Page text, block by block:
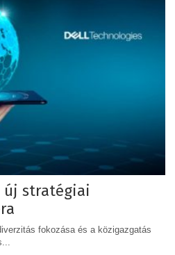
új stratégiai
fokozása és a közigazgatás